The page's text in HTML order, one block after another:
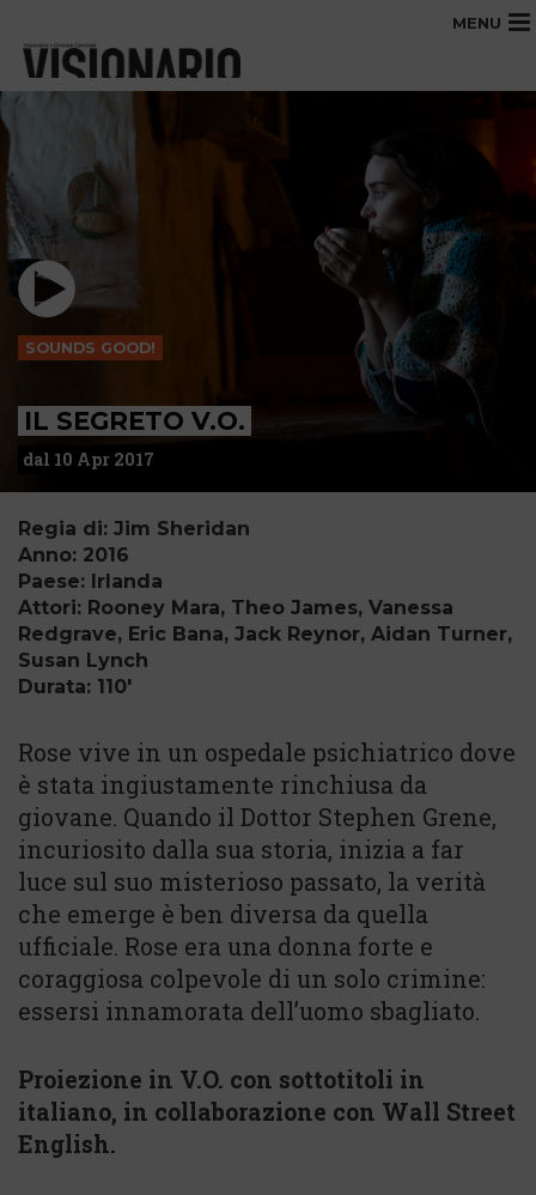
MENU
SOUNDS GOOD!
IL SEGRETO V.O.
dal 10 Apr 2017
Regia di: Jim Sheridan
Anno: 2016
Paese: Irlanda
Attori: Rooney Mara, Theo James, Vanessa
Redgrave, Eric Bana, Jack Reynor, Aidan Turner,
Susan Lynch
Durata: 110'
Rose vive in un ospedale psichiatrico dove
è stata ingiustamente rinchiusa da
giovane. Quando il Dottor Stephen Grene,
incuriosito dalla sua storia, inizia a far
luce sul suo misterioso passato, la verità
che emerge è ben diversa da quella
ufficiale. Rose era una donna forte e
coraggiosa colpevole di un solo crimine:
essersi innamorata dell’uomo sbagliato.
Proiezione in V.O. con sottotitoli in
italiano, in collaborazione con Wall Street
English.